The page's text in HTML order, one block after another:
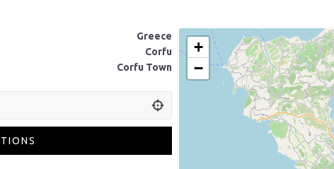
Greece
Corfu
Corfu Town
+
−